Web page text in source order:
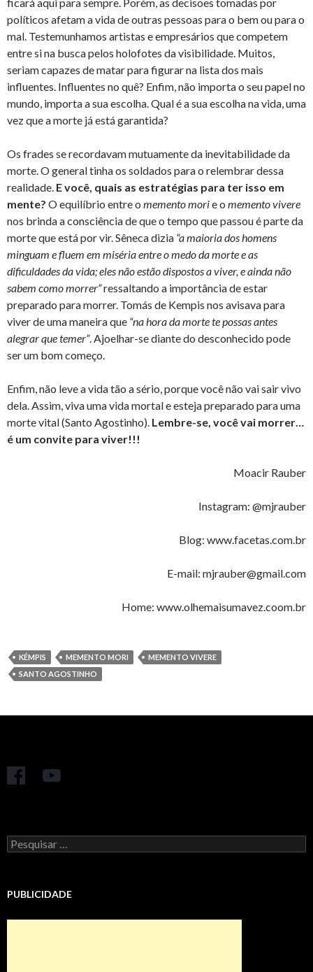
políticos afetam a vida de outras pessoas para o bem ou para o
mal. Testemunhamos artistas e empresários que competem
entre si na busca pelos holofotes da visibilidade. Muitos,
seriam capazes de matar para figurar na lista dos mais
influentes. Influentes no quê? Enfim, não importa o seu papel no
mundo, importa a sua escolha. Qual é a sua escolha na vida, uma
vez que a morte já está garantida?
Os frades se recordavam mutuamente da inevitabilidade da
morte. O general tinha os soldados para o relembrar dessa
realidade. E você, quais as estratégias para ter isso em
mente? O equilíbrio entre o memento morie o memento vivere
nos brinda a consciência de que o tempo que passou é parte da
morte que está por vir. Sêneca dizia “a maioria dos homens
minguam e fluem em miséria entre o medo da morte e as
dificuldades da vida; eles não estão dispostos a viver, e ainda não
sabem como morrer”ressaltando a importância de estar
preparado para morrer. Tomás de Kempis nos avisava para
viver de uma maneira que “na hora da morte te possas antes
alegrar que temer”. Ajoelhar-se diante do desconhecido pode
ser um bom começo.
Enfim, não leve a vida tão a sério, porque você não vai sair vivo
dela. Assim, viva uma vida mortal e esteja preparado para uma
morte vital (Santo Agostinho). Lembre-se, você vai morrer…
é um convite para viver!!!
Moacir Rauber
Instagram: @mjrauber
Blog: www.facetas.com.br
E-mail: mjrauber@gmail.com
Home: www.olhemaisumavez.coom.br
KÉMPIS MEMENTO MORI
MEMENTO VIVERE
SANTO AGOSTINHO
Pesquisar
por:
PUBLICIDADE